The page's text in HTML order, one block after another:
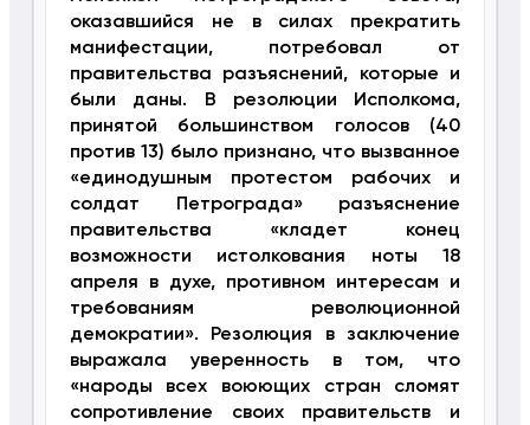
оказавшийся не в силах прекратить
манифестации, потребовал от
правительства разъяснений, которые и
были даны. В резолюции Исполкома,
принятой большинством голосов (40
против 13) было признано, что вызванное
«единодушным протестом рабочих и
солдат Петрограда» разъяснение
правительства «кладет конец
возможности истолкования ноты 18
апреля в духе, противном интересам и
требованиям революционной
демократии». Резолюция в заключение
выражала уверенность в том, что
«народы всех воюющих стран сломят
сопротивление своих правительств и